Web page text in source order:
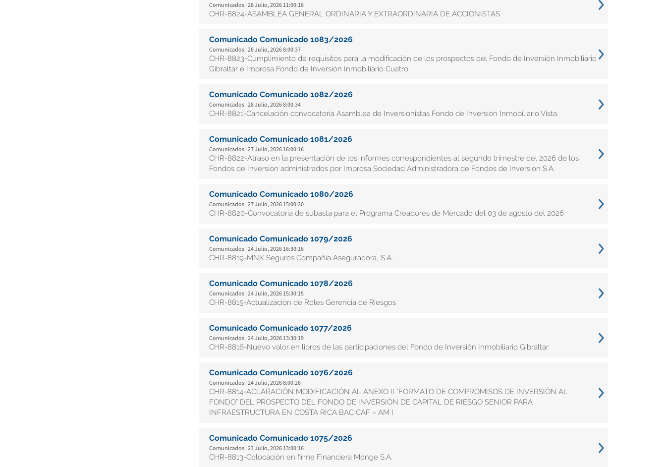
Comunicados | 28 Julio, 2026 11:00:16
CHR-8824-ASAMBLEA GENERAL ORDINARIA Y EXTRAORDINARIA DE ACCIONISTAS
Comunicado Comunicado 1083/2026
Comunicados | 28 Julio, 2026 8:00:37
CHR-8823-Cumplimiento de requisitos para la modificación de los prospectos del Fondo de Inversión Inmobiliario
Gibraltar e Improsa Fondo de Inversión Inmobiliario Cuatro.
Comunicado Comunicado 1082/2026
Comunicados | 28 Julio, 2026 8:00:34
CHR-8821-Cancelación convocatoria Asamblea de Inversionistas Fondo de Inversión Inmobiliario Vista
Comunicado Comunicado 1081/2026
Comunicados | 27 Julio, 2026 16:00:16
CHR-8822-Atraso en la presentación de los informes correspondientes al segundo trimestre del 2026 de los
Fondos de Inversión administrados por Improsa Sociedad Administradora de Fondos de Inversión S.A.
Comunicado Comunicado 1080/2026
Comunicados | 27 Julio, 2026 15:00:20
CHR-8820-Convocatoria de subasta para el Programa Creadores de Mercado del 03 de agosto del 2026
Comunicado Comunicado 1079/2026
Comunicados | 24 Julio, 2026 16:30:16
CHR-8819-MNK Seguros Compañía Aseguradora, S.A.
Comunicado Comunicado 1078/2026
Comunicados | 24 Julio, 2026 15:30:15
CHR-8815-Actualización de Roles Gerencia de Riesgos
Comunicado Comunicado 1077/2026
Comunicados | 24 Julio, 2026 13:30:19
CHR-8816-Nuevo valor en libros de las participaciones del Fondo de Inversión Inmobiliario Gibraltar.
Comunicado Comunicado 1076/2026
Comunicados | 24 Julio, 2026 8:00:26
CHR-8814-ACLARACIÓN MODIFICACIÓN AL ANEXO II “FORMATO DE COMPROMISOS DE INVERSIÓN AL
FONDO” DEL PROSPECTO DEL FONDO DE INVERSIÓN DE CAPITAL DE RIESGO SENIOR PARA
INFRAESTRUCTURA EN COSTA RICA BAC CAF – AM I
Comunicado Comunicado 1075/2026
Comunicados | 23 Julio, 2026 13:00:16
CHR-8813-Colocación en firme Financiera Monge S.A.